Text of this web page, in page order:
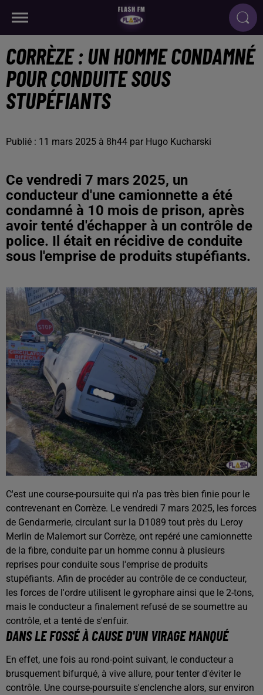
CORRÈZE : UN HOMME CONDAMNÉ
POUR CONDUITE SOUS
STUPÉFIANTS
Publié : 11 mars 2025 à 8h44 par Hugo Kucharski
Ce vendredi 7 mars 2025, un
conducteur d'une camionnette a été
condamné à 10 mois de prison, après
avoir tenté d'échapper à un contrôle de
police. Il était en récidive de conduite
sous l'emprise de produits stupéfiants.
C'est une course-poursuite qui n'a pas très bien finie pour le
contrevenant en Corrèze. Le vendredi 7 mars 2025, les forces
de Gendarmerie, circulant sur la D1089 tout près du Leroy
Merlin de Malemort sur Corrèze, ont repéré une camionnette
de la fibre, conduite par un homme connu à plusieurs
reprises pour conduite sous l'emprise de produits
stupéfiants. Afin de procéder au contrôle de ce conducteur,
les forces de l'ordre utilisent le gyrophare ainsi que le 2-tons,
mais le conducteur a finalement refusé de se soumettre au
contrôle, et a tenté de s'enfuir.
DANS LE FOSSÉ À CAUSE D'UN VIRAGE MANQUÉ
En effet, une fois au rond-point suivant, le conducteur a
brusquement bifurqué, à vive allure, pour tenter d'éviter le
contrôle. Une course-poursuite s'enclenche alors, sur environ